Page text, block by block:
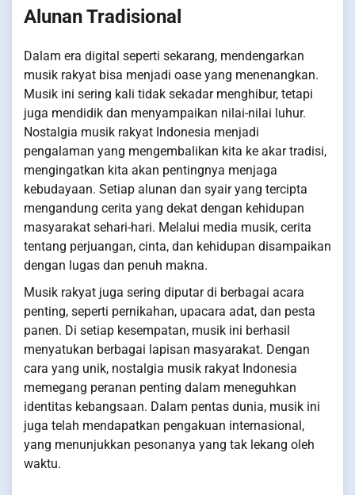
Alunan Tradisional
Dalam era digital seperti sekarang, mendengarkan
musik rakyat bisa menjadi oase yang menenangkan.
Musik ini sering kali tidak sekadar menghibur, tetapi
juga mendidik dan menyampaikan nilai-nilai luhur.
Nostalgia musik rakyat Indonesia menjadi
pengalaman yang mengembalikan kita ke akar tradisi,
mengingatkan kita akan pentingnya menjaga
kebudayaan. Setiap alunan dan syair yang tercipta
mengandung cerita yang dekat dengan kehidupan
masyarakat sehari-hari. Melalui media musik, cerita
tentang perjuangan, cinta, dan kehidupan disampaikan
dengan lugas dan penuh makna.
Musik rakyat juga sering diputar di berbagai acara
penting, seperti pernikahan, upacara adat, dan pesta
panen. Di setiap kesempatan, musik ini berhasil
menyatukan berbagai lapisan masyarakat. Dengan
cara yang unik, nostalgia musik rakyat Indonesia
memegang peranan penting dalam meneguhkan
identitas kebangsaan. Dalam pentas dunia, musik ini
juga telah mendapatkan pengakuan internasional,
yang menunjukkan pesonanya yang tak lekang oleh
waktu.